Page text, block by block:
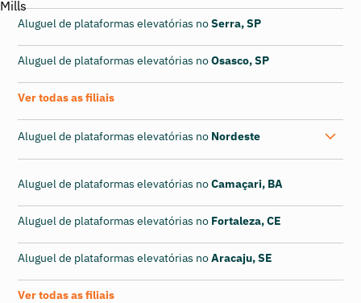
Aluguel de plataformas elevatórias noSerra, SP
Aluguel de plataformas elevatórias noOsasco, SP
Ver todas as filiais
Aluguel de plataformas elevatórias no Nordeste
Aluguel de plataformas elevatórias noCamaçari, BA
Aluguel de plataformas elevatórias no Fortaleza, CE
Aluguel de plataformas elevatórias noAracaju, SE
Ver todas as filiais